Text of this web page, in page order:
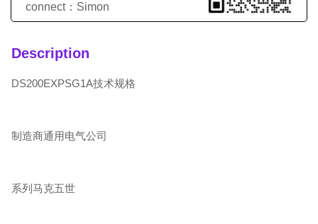
connect：Simon
Description
DS200EXPSG1A技术规格
制造商通用电气公司
系列马克五世